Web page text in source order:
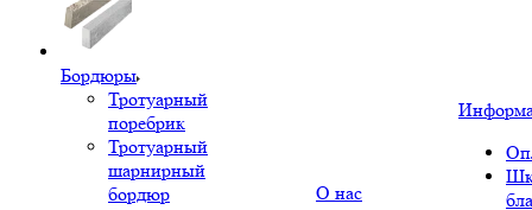
Бордюры
Тротуарный
поребрик
Тротуарный
шарнирный
бордюр
О нас